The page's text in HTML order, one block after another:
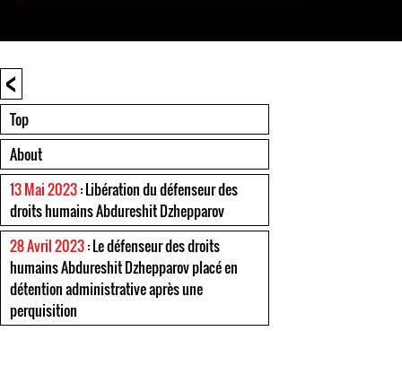
<
Top
About
13 Mai 2023: Libération du défenseur des
droits humains Abdureshit Dzhepparov
28 Avril 2023: Le défenseur des droits
humains Abdureshit Dzhepparov placé en
détention administrative après une
perquisition